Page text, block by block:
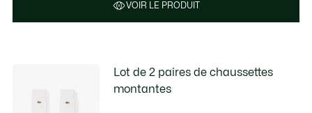
VOIR LE PRODUIT
Lot de 2 paires de chaussettes
montantes